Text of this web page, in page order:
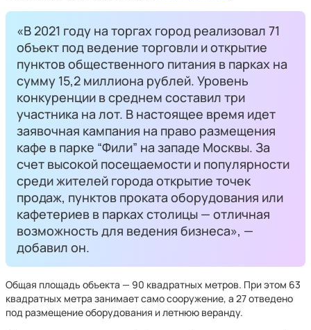
«В 2021 году на торгах город реализовал 71
объект под ведение торговли и открытие
пунктов общественного питания в парках на
сумму 15,2 миллиона рублей. Уровень
конкуренции в среднем составил три
участника на лот. В настоящее время идет
заявочная кампания на право размещения
кафе в парке “Фили” на западе Москвы. За
счет высокой посещаемости и популярности
среди жителей города открытие точек
продаж, пунктов проката оборудования или
кафетериев в парках столицы — отличная
возможность для ведения бизнеса», —
добавил он.
Общая площадь объекта — 90 квадратных метров. При этом 63
квадратных метра занимает само сооружение, а 27 отведено
под размещение оборудования и летнюю веранду.